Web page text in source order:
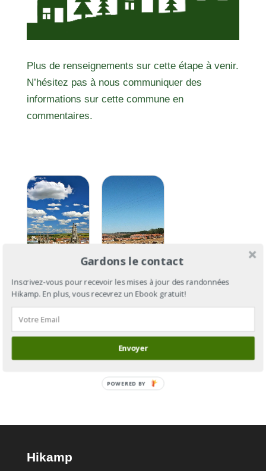
Plus de renseignements sur cette étape à venir.
N’hésitez pas à nous communiquer des
informations sur cette commune en
commentaires.
Francés :
de Saint-
Jean-Pied-
de-Port à
Camino
Francés,
Ponferrada
Hikamp
Gardons le contact
Inscrivez-vous pour recevoir les mises à jour des randonnées
Hikamp. En plus, vous recevrez un Ebook gratuit!
Envoyer
POWERED BY